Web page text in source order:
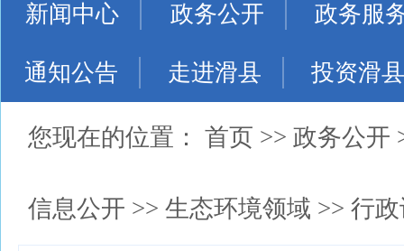
新闻中心 政务公开 政务服
通知公告 走进滑县 投资滑县
您现在的位置： 首页 >> 政务公开
信息公开 >> 生态环境领域 >> 行